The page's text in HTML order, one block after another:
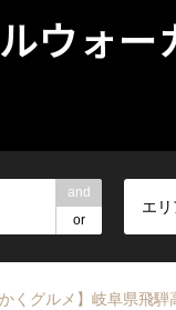
ウォー
and
or
エ
かくグルメ】岐阜県飛